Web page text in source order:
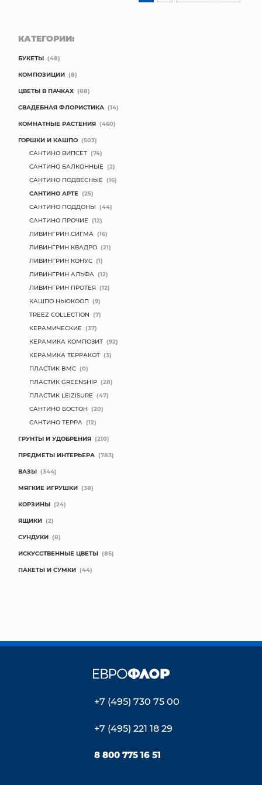
КАТЕГОРИИ:
БУКЕТЫ (48)
КОМПОЗИЦИИ (8)
ЦВЕТЫ В ПАЧКАХ (88)
СВАДЕБНАЯ ФЛОРИСТИКА (14)
КОМНАТНЫЕ РАСТЕНИЯ (460)
ГОРШКИ И КАШПО (503)
САНТИНО ВИПСЕТ (74)
САНТИНО БАЛКОННЫЕ (2)
САНТИНО ПОДВЕСНЫЕ (16)
САНТИНО АРТЕ (25)
САНТИНО ПОДДОНЫ (44)
САНТИНО ПРОЧИЕ (12)
ЛИВИНГРИН СИГМА (16)
ЛИВИНГРИН КВАДРО (21)
ЛИВИНГРИН КОНУС (1)
ЛИВИНГРИН АЛЬФА (12)
ЛИВИНГРИН ПРОТЕЯ (12)
КАШПО НЬЮКООП (9)
TREEZ COLLECTION (7)
КЕРАМИЧЕСКИЕ (37)
КЕРАМИКА КОМПОЗИТ (92)
КЕРАМИКА ТЕРРАКОТ (3)
ПЛАСТИК BMC (0)
ПЛАСТИК GREENSHIP (28)
ПЛАСТИК LEIZISURE (47)
САНТИНО БОСТОН (20)
САНТИНО ТЕРРА (12)
ГРУНТЫ И УДОБРЕНИЯ (210)
ПРЕДМЕТЫ ИНТЕРЬЕРА (783)
ВАЗЫ (344)
МЯГКИЕ ИГРУШКИ (38)
КОРЗИНЫ (24)
ЯЩИКИ (2)
СУНДУКИ (8)
ИСКУССТВЕННЫЕ ЦВЕТЫ (85)
ПАКЕТЫ И СУМКИ (44)
+7 (495) 730 75 00
+7 (495) 221 18 29
8 800 775 16 51